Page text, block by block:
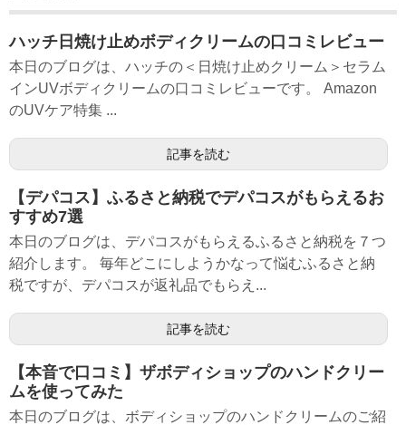
ハッチ日焼け止めボディクリームの口コミレビュー
本日のブログは、ハッチの＜日焼け止めクリーム＞セラム
インUVボディクリームの口コミレビューです。 Amazon
のUVケア特集 ...
記事を読む
【デパコス】ふるさと納税でデパコスがもらえるお
すすめ7選
本日のブログは、デパコスがもらえるふるさと納税を７つ
紹介します。 毎年どこにしようかなって悩むふるさと納
税ですが、デパコスが返礼品でもらえ...
記事を読む
【本音で口コミ】ザボディショップのハンドクリー
ムを使ってみた
本日のブログは、ボディショップのハンドクリームのご紹